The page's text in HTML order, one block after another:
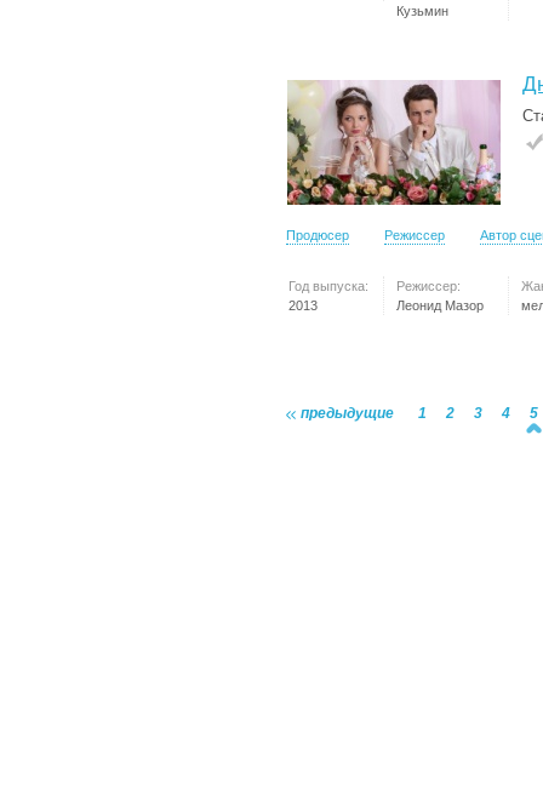
Кузьмин
Продюсер Режиссер Автор
Год выпуска:
2013
Режиссер:
Леонид Мазор
предыдущие 1 2 3 4 5